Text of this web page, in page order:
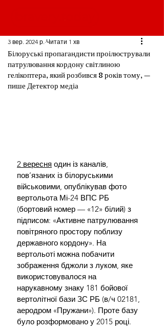
Білоруські пропагандисти проілюстрували
патрулювання кордону світлиною
гелікоптера, який розбився 8 років тому, —
пише Детектор медіа
3 вер. 2024 р. Читати 1 хв
2 вересня один із каналів,
пов’язаних із білоруськими
військовими, опублікував фото
вертольота Мі-24 ВПС РБ
(бортовий номер — «12» білий) з
підписом: «Активне патрулювання
повітряного простору поблизу
державного кордону». На
вертольоті можна побачити
зображення бджоли з луком, яке
використовувалося на
нарукавному знаку 181 бойової
вертолітної бази ЗС РБ (в/ч 02181,
аеродром «Пружани»). Проте базу
було розформовано у 2015 році.